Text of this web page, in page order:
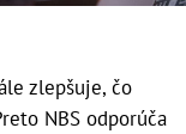
zlepšuje, čo
NBS odporúča